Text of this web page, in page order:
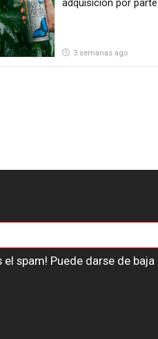
adquisición por
3 semanas ago
spam! Puede darse de